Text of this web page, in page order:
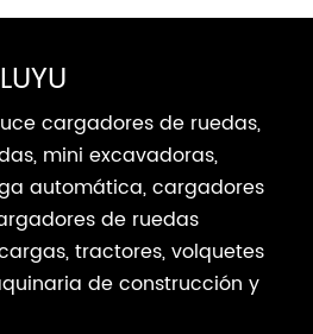
de diversas tareas agrícolas.
cargadores de ruedas,
mini excavadoras,
automática, cargadores
de ruedas
tractores, volquetes
de construcción y